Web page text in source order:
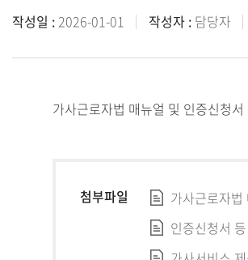
작성일 : 2026-01-01 작성자 : 담당자
가사근로자법 매뉴얼 및 인증신청
첨부파일 가사근로자
인증신청서